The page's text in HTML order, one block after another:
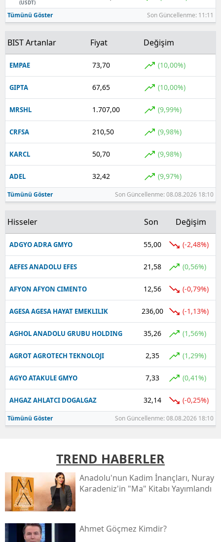
(USDT)
Tümünü Göster Son Güncellenme: 11:11
BIST Artanlar Fiyat Değişim
EMPAE 73,70 (10,00%)
GIPTA 67,65 (10,00%)
MRSHL 1.707,00 (9,99%)
CRFSA 210,50 (9,98%)
KARCL 50,70 (9,98%)
ADEL 32,42 (9,97%)
Tümünü Göster Son Güncellenme: 08.08.2026 18:10
Hisseler Son Değişim
ADGYO ADRA GMYO 55,00 (-2,48%)
AEFES ANADOLU EFES 21,58 (0,56%)
AFYON AFYON CIMENTO 12,56 (-0,79%)
AGESA AGESA HAYAT EMEKLILIK 236,00 (-1,13%)
AGHOL ANADOLU GRUBU HOLDING 35,26 (1,56%)
AGROT AGROTECH TEKNOLOJI 2,35 (1,29%)
AGYO ATAKULE GMYO 7,33 (0,41%)
AHGAZ AHLATCI DOGALGAZ 32,14 (-0,25%)
Tümünü Göster Son Güncellenme: 08.08.2026 18:10
TREND HABERLER
Anadolu'nun Kadim İnançları, Nuray
Karadeniz'in "ma" Kitabı Yayımlandı
Ahmet Göçmez Kimdir?